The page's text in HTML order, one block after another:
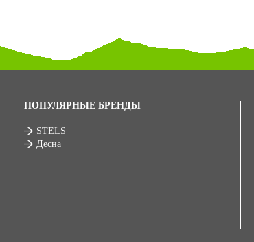
ПОПУЛЯРНЫЕ БРЕНДЫ
STELS
Десна